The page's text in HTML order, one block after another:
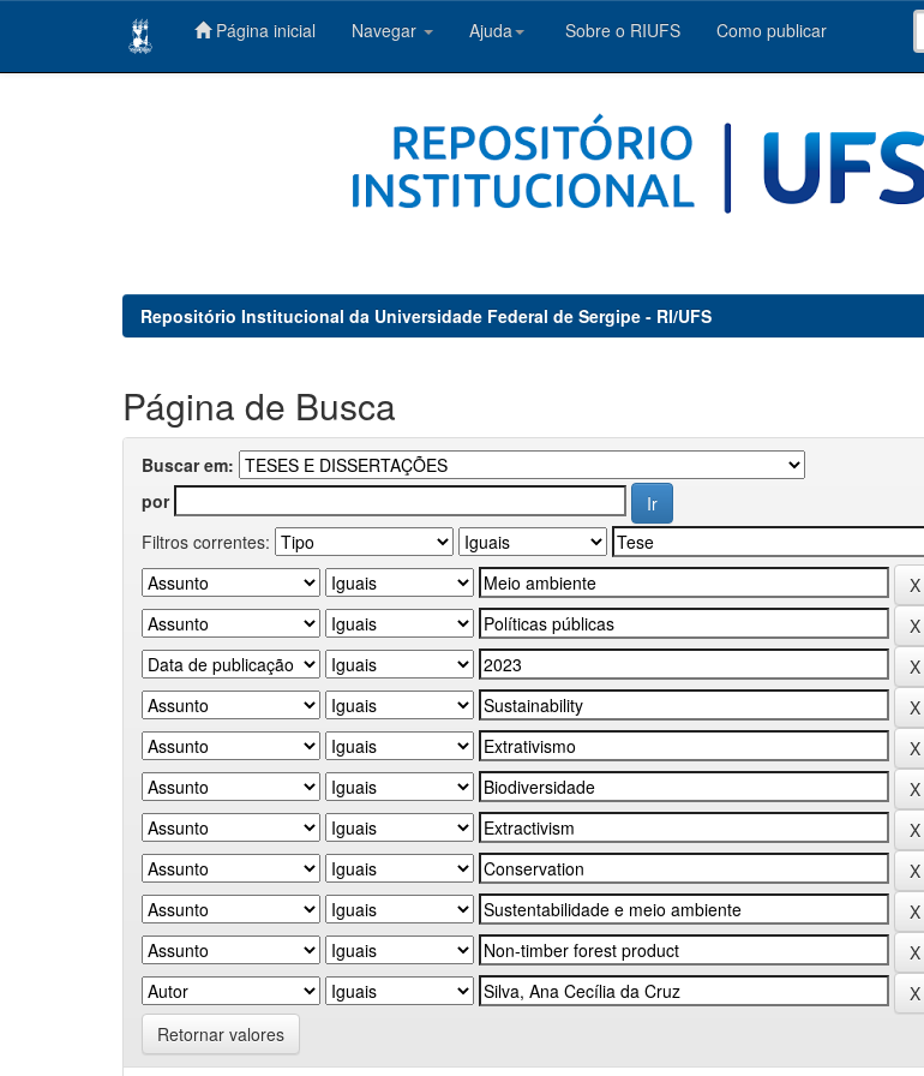
Página inicial Navegar Ajuda Sobre o RIUFS Como publicar
Repositório Institucional da Universidade Federal de Sergipe - RI/UFS
Página de Busca
Buscar em:
por
Filtros correntes:
Retornar valores